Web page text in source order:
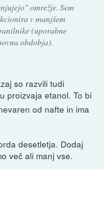
omrežje. Sem
v manjšem
(uporabne
obdobja).
so razvili tudi
proizvaja etanol. To bi
od nafte in ima
desetletja. Dodaj
več ali manj vse.